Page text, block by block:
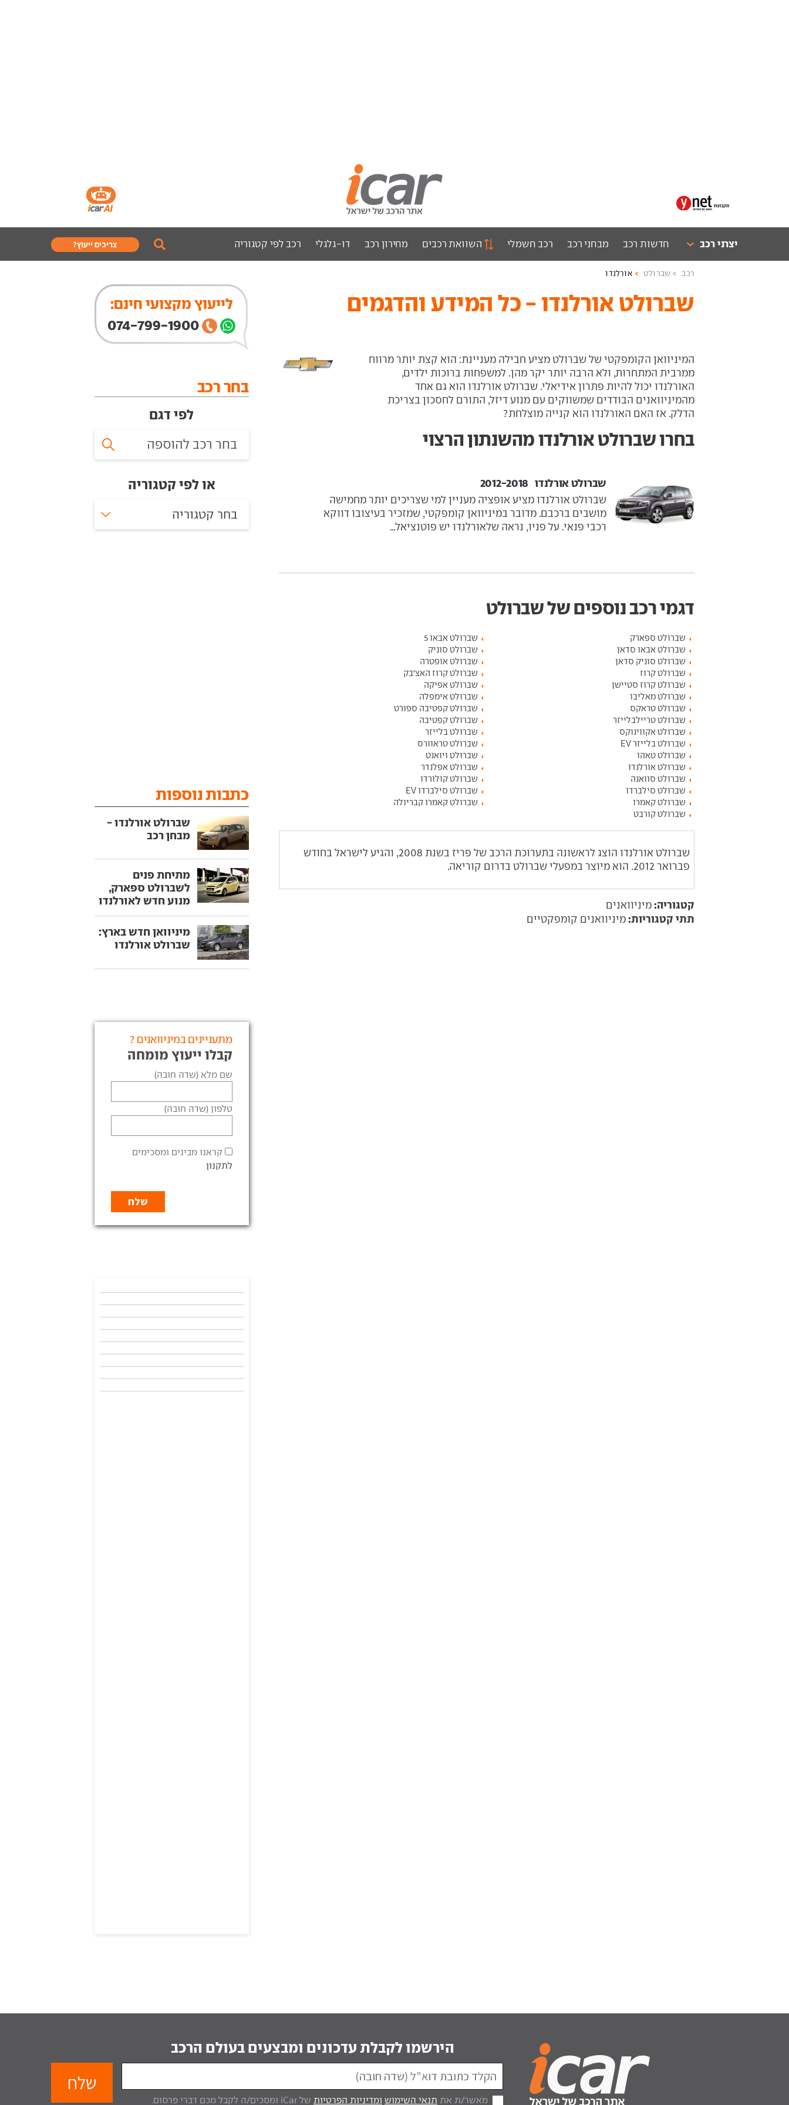
יצרני רכב חדשות רכב מבחני רכב רכב חשמלי השוואת רכבים מחירון רכב דו-גלגלי רכב לפי קטגוריה צריכים ייעוץ?
רכב שברולט אורלנדו
שברולט אורלנדו - כל המידע והדגמים
המיניוואן הקומפקטי של שברולט מציע חבילה מעניינת: הוא קצת יותר מרווח
ממרבית המתחרות, ולא הרבה יותר יקר מהן. למשפחות ברוכות ילדים,
האורלנדו יכול להיות פתרון אידיאלי. שברולט אורלנדו הוא גם אחד
מהמיניוואנים הבודדים שמשווקים עם מנוע דיזל, התורם לחסכון בצריכת
הדלק. אז האם האורלנדו הוא קנייה מוצלחת?
בחרו שברולט אורלנדו מהשנתון הרצוי
שברולט אורלנדו ‏ 2012-2018
שברולט אורלנדו מציע אופציה מעניין למי שצריכים יותר מחמישה
מושבים ברכבם. מדובר במיניוואן קומפקטי, שמזכיר בעיצובו דווקא
רכבי פנאי. על פניו, נראה שלאורלנדו יש פוטנציאל...
דגמי רכב נוספים של שברולט
שברולט ספארק
שברולט אבאו 5
שברולט אבאו סדאן
שברולט סוניק
שברולט סוניק סדאן
שברולט אופטרה
שברולט קרוז
שברולט קרוז האצ'בק
שברולט קרוז סטיישן
שברולט אפיקה
שברולט מאליבו
שברולט אימפלה
שברולט טראקס
שברולט קפטיבה ספורט
שברולט טריילבלייזר
שברולט קפטיבה
שברולט אקווינוקס
שברולט בלייזר
שברולט בלייזר EV
שברולט טראוורס
שברולט טאהו
שברולט ויואנט
שברולט אורלנדו
שברולט אפלנדר
שברולט סוואנה
שברולט קולורדו
שברולט סילברדו
שברולט סילברדו EV
שברולט קאמרו
שברולט קאמרו קבריולה
שברולט קורבט
שברולט אורלנדו הוצג לראשונה בתערוכת הרכב של פריז בשנת 2008, והגיע לישראל בחודש
פברואר 2012. הוא מיוצר במפעלי שברולט בדרום קוריאה.
קטגוריה: מיניוואנים
תתי קטגוריות: מיניוואנים קומפקטיים
לייעוץ מקצועי חינם:
074-799-1900
בחר רכב
לפי דגם
או לפי קטגוריה
בחר קטגוריה
כתבות נוספות
שברולט אורלנדו -
מבחן רכב
מתיחת פנים
לשברולט ספארק,
מנוע חדש לאורלנדו
מיניוואן חדש בארץ:
שברולט אורלנדו
מתעניינים במיניוואנים ?
קבלו ייעוץ מומחה
שם מלא (שדה חובה)
טלפון (שדה חובה)
קראנו מבינים ומסכימים
לתקנון
הירשמו לקבלת עדכונים ומבצעים בעולם הרכב
מאשר/ת את תנאי השימוש ומדיניות הפרטיות של iCar ומסכים/ה לקבל מכם דברי פרסום.